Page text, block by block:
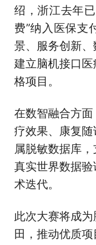
绍，浙江去年
费”纳入医保支
景、服务创新
建立脑机接口
格项目。
在数智融合方
疗效果、康复
属脱敏数据库
真实世界数据
术迭代。
此次大赛将成
田，推动优质